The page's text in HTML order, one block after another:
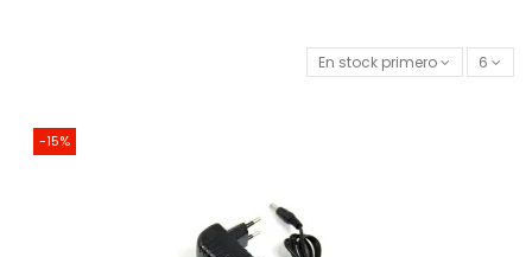
En stock primero 6
-15%